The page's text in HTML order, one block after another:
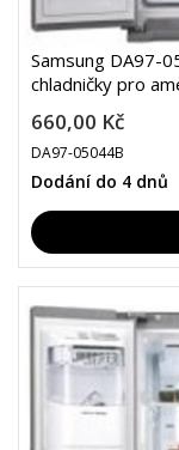
Samsung DA97-
chladničky pro
660,00 Kč
DA97-05044B
Dodání do 4 dnů